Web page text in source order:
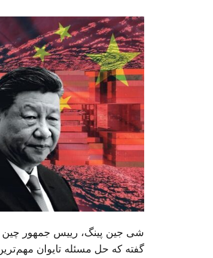
شی جین پینگ، رییس جمهور چین
گفته که حل مسئله تایوان